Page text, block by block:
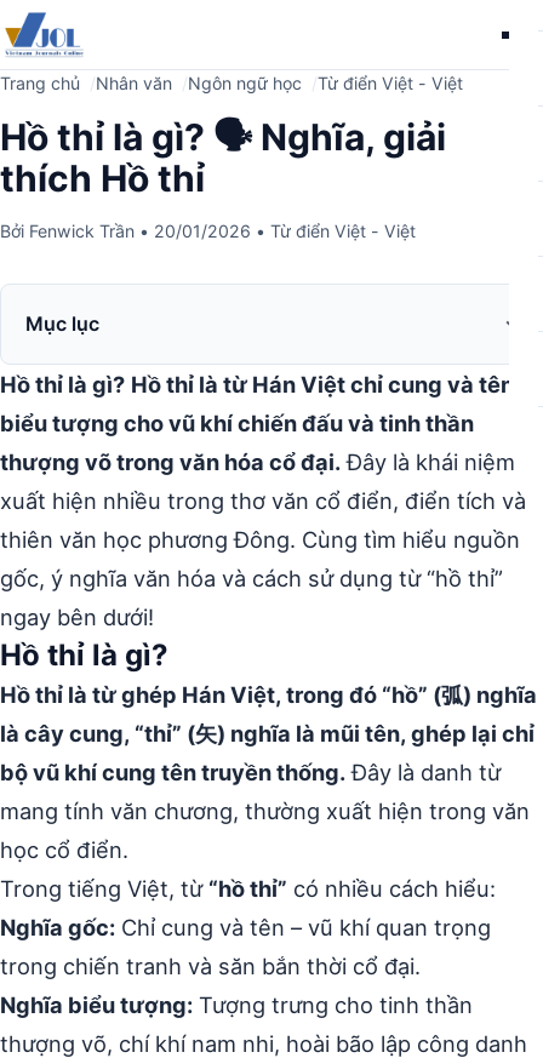
Trang chủ Nhân văn Ngôn ngữ học Từ điển Việt - Việt
Hồ thỉ là gì? 🗣️ Nghĩa, giải
thích Hồ thỉ
Bởi Fenwick Trần • 20/01/2026 • Từ điển Việt - Việt
Mục lục
Hồ thỉ là gì? Hồ thỉ là từ Hán Việt chỉ cung và tên,
biểu tượng cho vũ khí chiến đấu và tinh thần
thượng võ trong văn hóa cổ đại.Đây là khái niệm
xuất hiện nhiều trong thơ văn cổ điển, điển tích và
thiên văn học phương Đông. Cùng tìm hiểu nguồn
gốc, ý nghĩa văn hóa và cách sử dụng từ “hồ thỉ”
ngay bên dưới!
Hồ thỉ là gì?
Hồ thỉ là từ ghép Hán Việt, trong đó “hồ” (弧) nghĩa
là cây cung, “thỉ” (矢) nghĩa là mũi tên, ghép lại chỉ
bộ vũ khí cung tên truyền thống.Đây là danh từ
mang tính văn chương, thường xuất hiện trong văn
học cổ điển.
Trong tiếng Việt, từ “hồ thỉ” có nhiều cách hiểu:
Nghĩa gốc: Chỉ cung và tên – vũ khí quan trọng
trong chiến tranh và săn bắn thời cổ đại.
Nghĩa biểu tượng: Tượng trưng cho tinh thần
thượng võ, chí khí nam nhi, hoài bão lập công danh